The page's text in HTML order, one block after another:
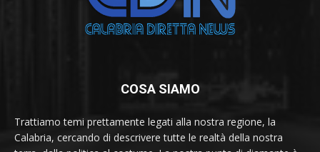
COSA SIAMO
Trattiamo temi prettamente legati alla nostra regione, la
Calabria, cercando di descrivere tutte le realtà della nostra